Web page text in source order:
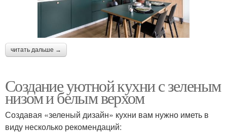
читать дальше →
Создание уютной кухни с зеленым
низом и белым верхом
Создавая «зеленый дизайн» кухни вам нужно иметь в
виду несколько рекомендаций: